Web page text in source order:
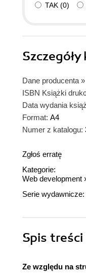
TAK (0)
Szczegóły
Dane producenta »
ISBN Książki
Data wydania
Format: A4
Numer z katalogu:
Zgłoś erratę
Kategorie:
Web development
Serie wydawnicze:
Spis treści
Ze względu na